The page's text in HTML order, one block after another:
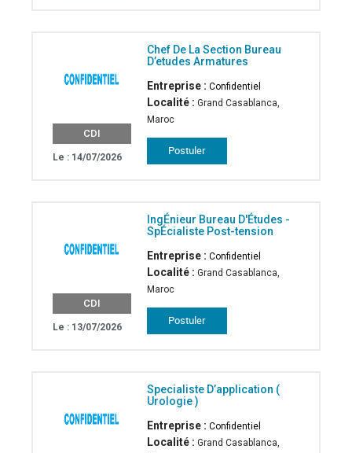
CDI
Le : 14/07/2026
Chef De La Section Bureau
D’etudes Armatures
Entreprise : Confidentiel
Localité : Grand Casablanca,
Maroc
CDI
Le : 13/07/2026
IngÉnieur Bureau D'Études -
SpÉcialiste Post-tension
Entreprise : Confidentiel
Localité : Grand Casablanca,
Maroc
Specialiste D’application (
Urologie )
Entreprise : Confidentiel
Localité : Grand Casablanca,